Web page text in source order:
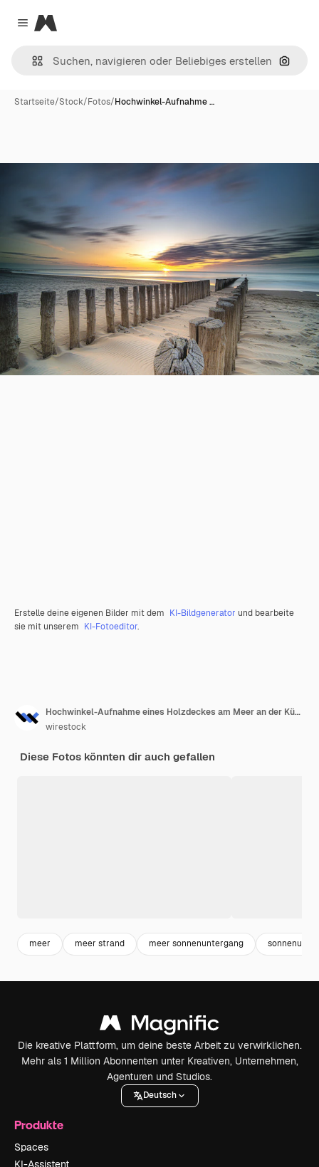
Close menu
Magnific
Nach
Startseite/Stock/Fotos/Hochwinkel-Aufnahme …
Erstelle deine eigenen Bilder mit dem KI-Bildgenerator und bearbeite
sie mit unserem KI-Fotoeditor.
Hochwinkel-Aufnahme eines Holzdeckes am Meer an der Küste, das zum Meer bei Sonnenuntergang führt
wirestock
Diese Fotos könnten dir auch gefallen
meer meer strand meer sonnenuntergang
Die kreative Plattform, um deine beste Arbeit zu verwirklichen.
Mehr als 1 Million Abonnenten unter Kreativen, Unternehmen,
Agenturen und Studios.
Deutsch
Produkte
Spaces
KI-Assistent